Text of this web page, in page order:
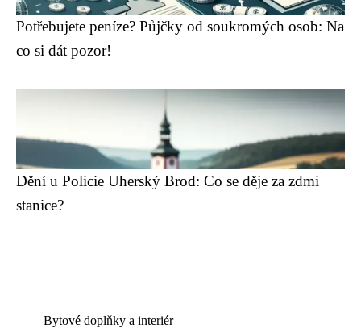
Potřebujete peníze? Půjčky od soukromých osob: Na
co si dát pozor!
Dění u Policie Uherský Brod: Co se děje za zdmi
stanice?
Bytové doplňky a interiér